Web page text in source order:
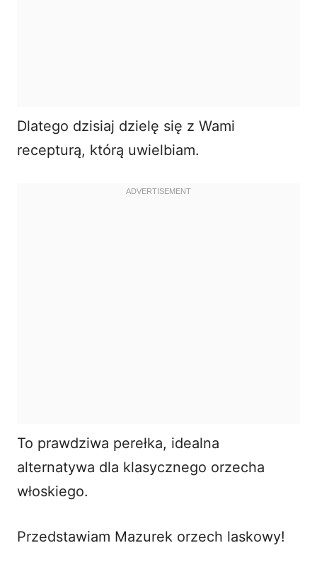
Dlatego dzisiaj dzielę się z Wami
recepturą, którą uwielbiam.
To prawdziwa perełka, idealna
alternatywa dla klasycznego orzecha
włoskiego.
Przedstawiam Mazurek orzech laskowy!